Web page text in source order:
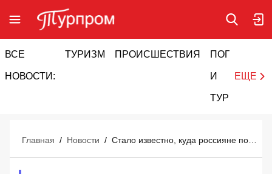
ВСЕ
НОВОСТИ:
ТУРИЗМ ПРОИСШЕСТВИЯ ПОГОДА
И
ТУРИЗМ
ЕЩЕ
Главная / Новости /